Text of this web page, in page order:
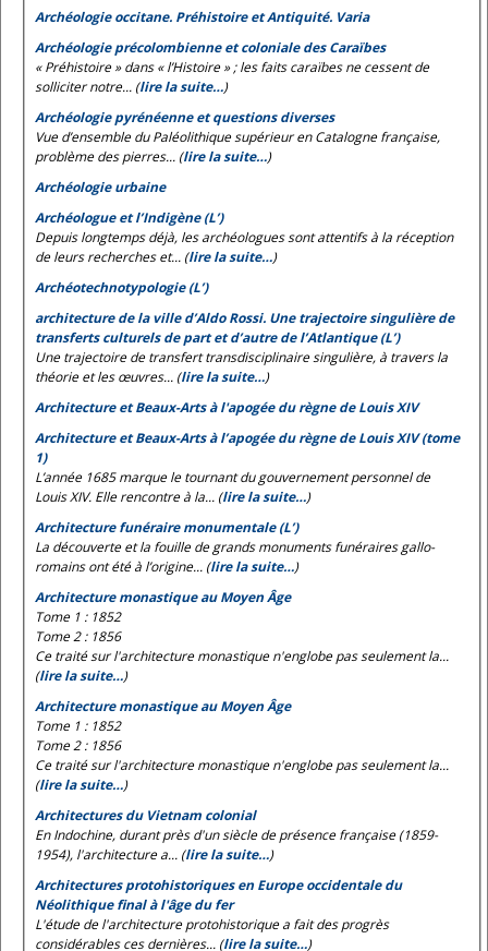
Archéologie occitane. Préhistoire et Antiquité. Varia
Archéologie précolombienne et coloniale des Caraïbes
« Préhistoire » dans « l’Histoire » ; les faits caraïbes ne cessent de
solliciter notre... (lire la suite…)
Archéologie pyrénéenne et questions diverses
Vue d’ensemble du Paléolithique supérieur en Catalogne française,
problème des pierres... (lire la suite…)
Archéologie urbaine
Archéologue et l’Indigène (L’)
Depuis longtemps déjà, les archéologues sont attentifs à la réception
de leurs recherches et... (lire la suite…)
Archéotechnotypologie (L’)
architecture de la ville d’Aldo Rossi. Une trajectoire singulière de
transferts culturels de part et d’autre de l’Atlantique (L’)
Une trajectoire de transfert transdisciplinaire singulière, à travers la
théorie et les œuvres... (lire la suite…)
Architecture et Beaux-Arts à l'apogée du règne de Louis XIV
Architecture et Beaux-Arts à l’apogée du règne de Louis XIV (tome
1)
L’année 1685 marque le tournant du gouvernement personnel de
Louis XIV. Elle rencontre à la... (lire la suite…)
Architecture funéraire monumentale (L’)
La découverte et la fouille de grands monuments funéraires gallo-
romains ont été à l’origine... (lire la suite…)
Architecture monastique au Moyen Âge
Tome 1 : 1852
Tome 2 : 1856
Ce traité sur l'architecture monastique n'englobe pas seulement la...
(lire la suite…)
Architecture monastique au Moyen Âge
Tome 1 : 1852
Tome 2 : 1856
Ce traité sur l'architecture monastique n'englobe pas seulement la...
(lire la suite…)
Architectures du Vietnam colonial
En Indochine, durant près d'un siècle de présence française (1859-
1954), l'architecture a... (lire la suite…)
Architectures protohistoriques en Europe occidentale du
Néolithique final à l'âge du fer
L'étude de l'architecture protohistorique a fait des progrès
considérables ces dernières... (lire la suite…)